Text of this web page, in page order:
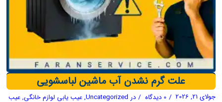
علت گرم نشدن آب ماشین لباسشویی
جولای 21, 2026 / 0 دیدگاه / در Uncategorized
,عیب یابی لوازم خانگی,عیب